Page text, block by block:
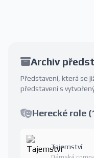
Archiv
Představení, která se
představení s
Herecké role
Tajemství